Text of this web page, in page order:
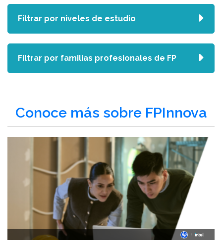
Conoce más sobre FPInnova
Filtrar por niveles de estudio
Filtrar por familias profesionales de FP